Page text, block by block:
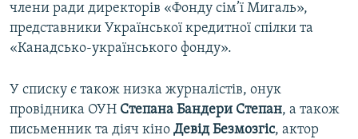
члени ради директорів «Фонду сім’ї Мигаль»,
представники Української кредитної спілки та
«Канадсько-українського фонду».
У списку є також низка журналістів, онук
провідника ОУН Степана Бандери Степан, а також
письменник та діяч кіно Девід Безмозгіс, актор